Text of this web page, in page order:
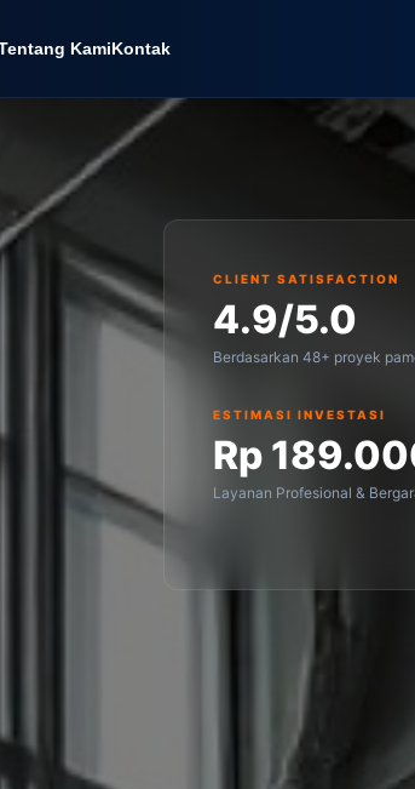
KamiKontak
CLIENT SATISFACTION
4.9/5.0
Berdasarkan 48+ proyek
ESTIMASI INVESTASI
Rp
Layanan Profesional &